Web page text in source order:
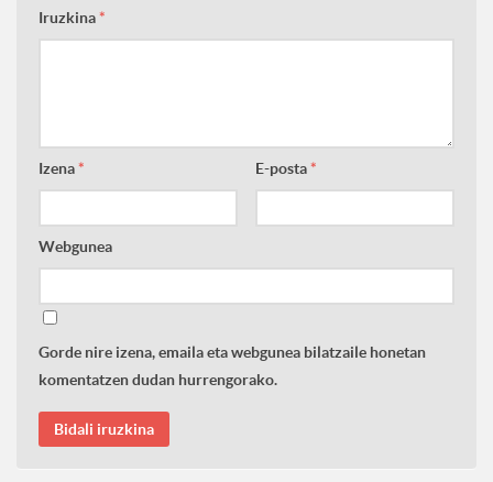
Iruzkina*
Izena* E-posta*
Webgunea
Gorde nire izena, emaila eta webgunea bilatzaile honetan
komentatzen dudan hurrengorako.